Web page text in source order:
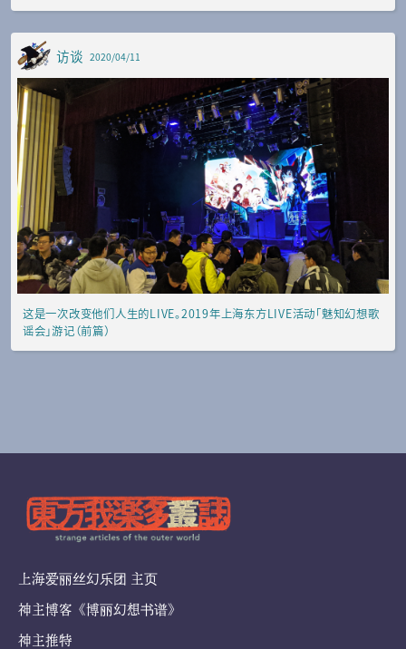
访谈 2020/04/11
这是一次改变他们人生的LIVE。2019年上海东方LIVE活动「魅知幻想歌
谣会」游记（前篇）
上海爱丽丝幻乐团 主页
神主博客《博丽幻想书谱》
神主推特